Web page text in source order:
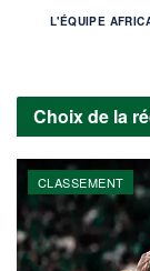
L'ÉQUIPE
Choix de la
CLASSEMENT